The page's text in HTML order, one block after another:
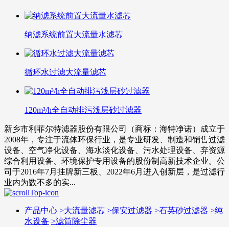
纳滤系统前置大流量水滤芯
循环水过滤大流量滤芯
120m³/h全自动排污浅层砂过滤器
新乡市利菲尔特滤器股份有限公司（商标：海特净诺）成立于
2008年，专注于流体环保行业，是专业研发、制造和销售过滤
设备、空气净化设备、海水淡化设备、污水处理设备、弃资源
综合利用设备、环境保护专用设备的股份制高新技术企业。公
司于2016年7月挂牌新三板、2022年6月进入创新层，是过滤行
业内为数不多的实...
产品中心 >大流量滤芯 >保安过滤器 >石英砂过滤器 >纯
水设备 >滤筒除尘器